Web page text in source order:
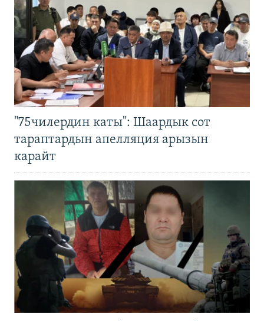
"75чилердин каты": Шаардык сот
тараптардын апелляция арызын
карайт